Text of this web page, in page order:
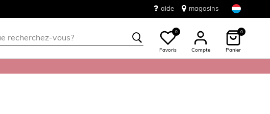
aide magasins
0
Favoris Compte
0
Panier